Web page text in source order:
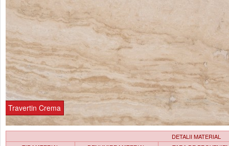
Travertin Crema
DETALII MATERIAL